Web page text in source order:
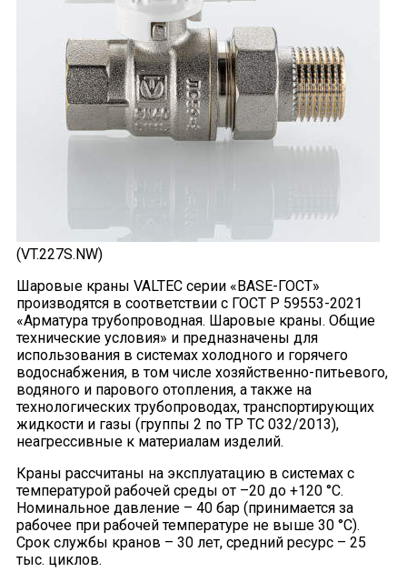
(VT.227S.NW)
Шаровые краны VALTEC серии «BASE-ГОСТ»
производятся в соответствии с ГОСТ Р 59553-2021
«Арматура трубопроводная. Шаровые краны. Общие
технические условия» и предназначены для
использования в системах холодного и горячего
водоснабжения, в том числе хозяйственно-питьевого,
водяного и парового отопления, а также на
технологических трубопроводах, транспортирующих
жидкости и газы (группы 2 по ТР ТС 032/2013),
неагрессивные к материалам изделий.
Краны рассчитаны на эксплуатацию в системах с
температурой рабочей среды от –20 до +120 °С.
Номинальное давление – 40 бар (принимается за
рабочее при рабочей температуре не выше 30 °С).
Срок службы кранов – 30 лет, средний ресурс – 25
тыс. циклов.